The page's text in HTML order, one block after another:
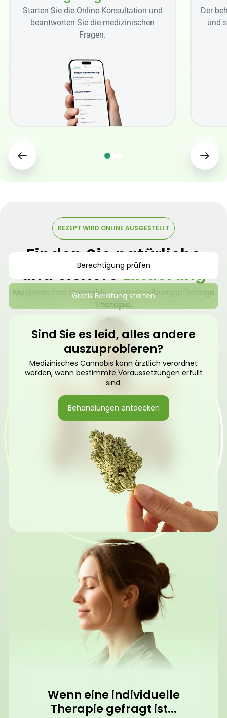
Starten Sie die Online-Konsultation und
beantworten Sie die medizinischen
Fragen.
Der
und
REZEPT WIRD ONLINE AUSGESTELLT
Finden Sie natürliche
und sichereLinderung
Medizinisches Cannabis – verschreibungspflichtige
Therapie.
Berechtigung prüfen
Gratis Beratung starten
Sind Sie es leid, alles andere
auszuprobieren?
Medizinisches Cannabis kann ärztlich verordnet
werden, wenn bestimmte Voraussetzungen erfüllt
sind.
Behandlungen entdecken
Wenn eine individuelle
Therapie gefragt ist...